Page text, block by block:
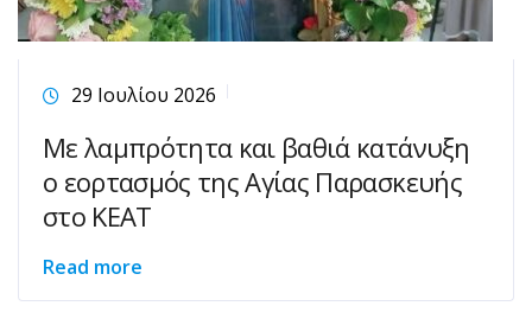
29 Ιουλίου 2026
Με λαμπρότητα και βαθιά κατάνυξη
ο εορτασμός της Αγίας Παρασκευής
στο ΚΕΑΤ
Read more